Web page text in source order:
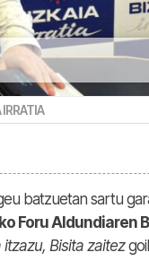
batzuetan sartu
Foru Aldundiaren
Bisita zaitez